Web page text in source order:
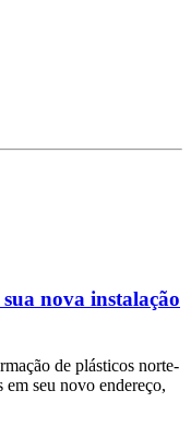
nova instalação
de plásticos norte-
seu novo endereço,